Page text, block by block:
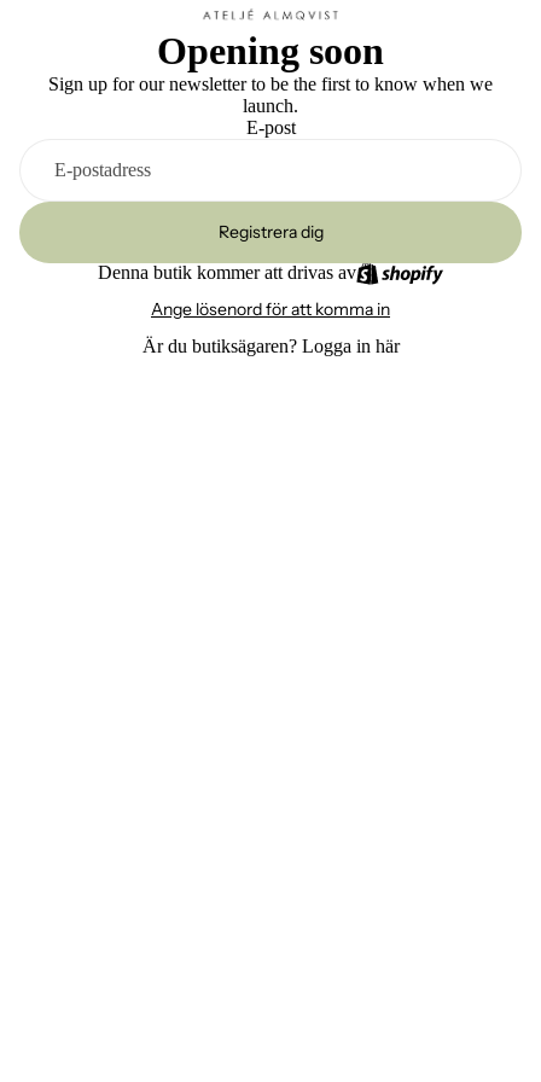
Opening soon
Sign up for our newsletter to be the first to know when we
launch.
E-post
Registrera dig
Denna butik kommer att drivas av
Ange lösenord för att komma in
Är du butiksägaren? Logga in här